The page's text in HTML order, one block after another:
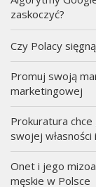
zaskoczyć?
Czy Polacy
Promuj swoją
marketingowej
Prokuratura
swojej własności
Onet i jego
męskie w Polsce